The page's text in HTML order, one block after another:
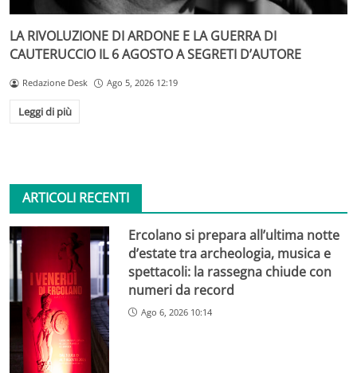
LA RIVOLUZIONE DI ARDONE E LA GUERRA DI
CAUTERUCCIO IL 6 AGOSTO A SEGRETI D’AUTORE
Redazione Desk Ago 5, 2026 12:19
Leggi di più
ARTICOLI RECENTI
Ercolano si prepara all’ultima notte
d’estate tra archeologia, musica e
spettacoli: la rassegna chiude con
numeri da record
Ago 6, 2026 10:14